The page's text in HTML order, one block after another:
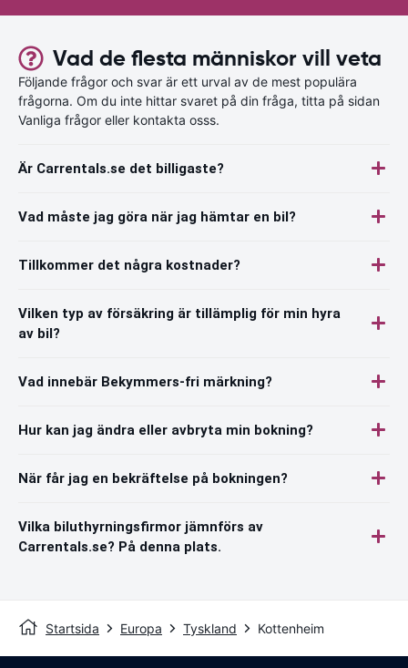
Vad de flesta människor vill veta
Följande frågor och svar är ett urval av de mest populära
frågorna. Om du inte hittar svaret på din fråga, titta på sidan
Vanliga frågor eller kontakta osss.
Är Carrentals.se det billigaste?
Vad måste jag göra när jag hämtar en bil?
Tillkommer det några kostnader?
Vilken typ av försäkring är tillämplig för min hyra
av bil?
Vad innebär Bekymmers-fri märkning?
Hur kan jag ändra eller avbryta min bokning?
När får jag en bekräftelse på bokningen?
Vilka biluthyrningsfirmor jämnförs av
Carrentals.se? På denna plats.
Startsida Europa Tyskland Kottenheim